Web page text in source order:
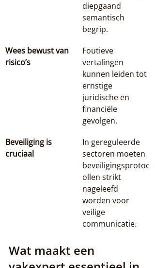
diepgaand
semantisch
begrip.
Wees bewust van
risico’s
Foutieve
vertalingen
kunnen leiden tot
ernstige
juridische en
financiële
gevolgen.
Beveiliging is
cruciaal
In gereguleerde
sectoren moeten
beveiligingsprotoc
ollen strikt
nageleefd
worden voor
veilige
communicatie.
Wat maakt een